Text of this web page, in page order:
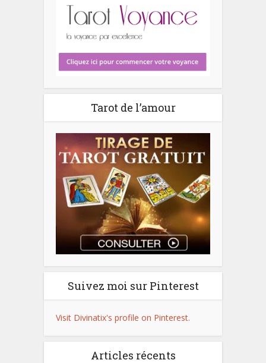
Tarot de l’amour
Suivez moi sur Pinterest
Visit Divinatix's profile on Pinterest.
Articles récents